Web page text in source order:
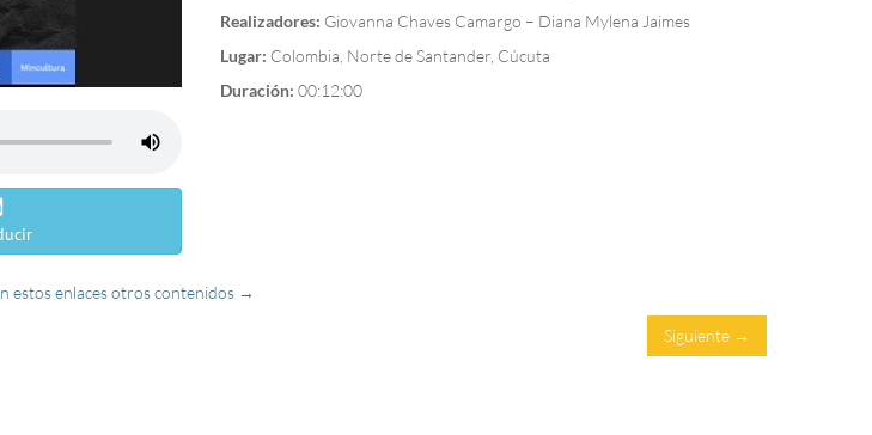
Realizadores: Giovanna Chaves Camargo – Diana Mylena Jaimes
Lugar: Colombia, Norte de Santander, Cúcuta
Duración: 00:12:00
estos enlaces otros contenidos →
Siguiente →